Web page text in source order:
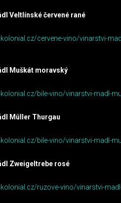
Veltlínské červené rané
cervene-vino/vinarstvi-
Muškát moravský
bile-vino/vinarstvi-madl-
Müller Thurgau
bile-vino/vinarstvi-madl-
Zweigeltrebe rosé
ruzove-vino/vinarstvi-